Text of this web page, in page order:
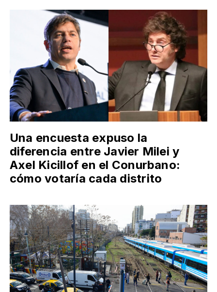
Una encuesta expuso la
diferencia entre Javier Milei y
Axel Kicillof en el Conurbano:
cómo votaría cada distrito